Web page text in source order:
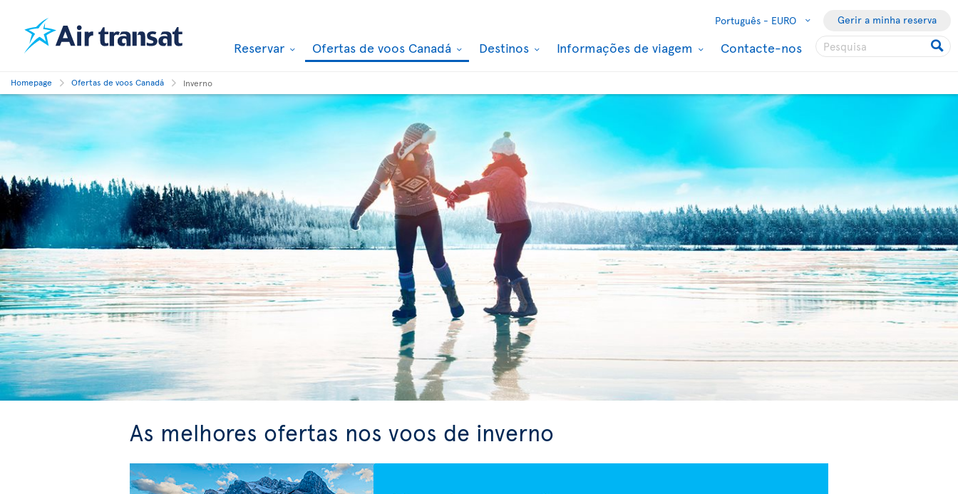
Português - EURO Gerir a minha reserva
Reservar Ofertas de voos Canadá Destinos Informações de viagem Contacte-nos
Homepage Ofertas de voos Canadá Inverno
As melhores ofertas nos voos de inverno